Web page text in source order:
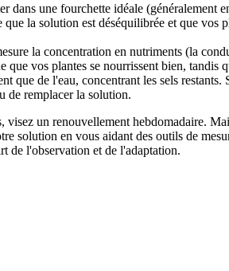
dans une fourchette idéale (généralement
la solution est déséquilibrée et que vos
la concentration en nutriments (la
vos plantes se nourrissent bien, tandis
que de l'eau, concentrant les sels restants.
de remplacer la solution.
visez un renouvellement hebdomadaire.
solution en vous aidant des outils de
de l'observation et de l'adaptation.